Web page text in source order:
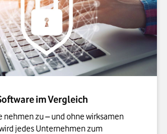
im Vergleich
nehmen zu – und ohne wirksamen
jedes Unternehmen zum